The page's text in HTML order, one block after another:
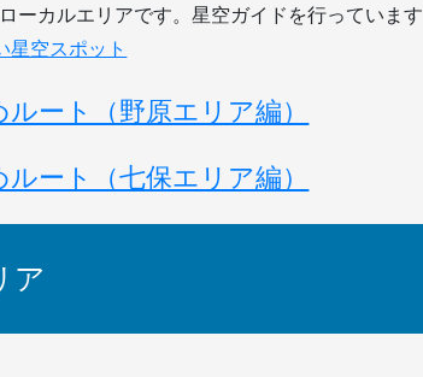
ーカルエリアです。星空ガイドを行っています
星空スポット
ート（野原エリア編）
ート（七保エリア編）
ア